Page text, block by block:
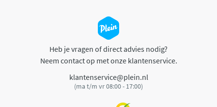
Heb je vragen of direct advies nodig?
Neem contact op met onze klantenservice.
klantenservice@plein.nl
(ma t/m vr 08:00 - 17:00)